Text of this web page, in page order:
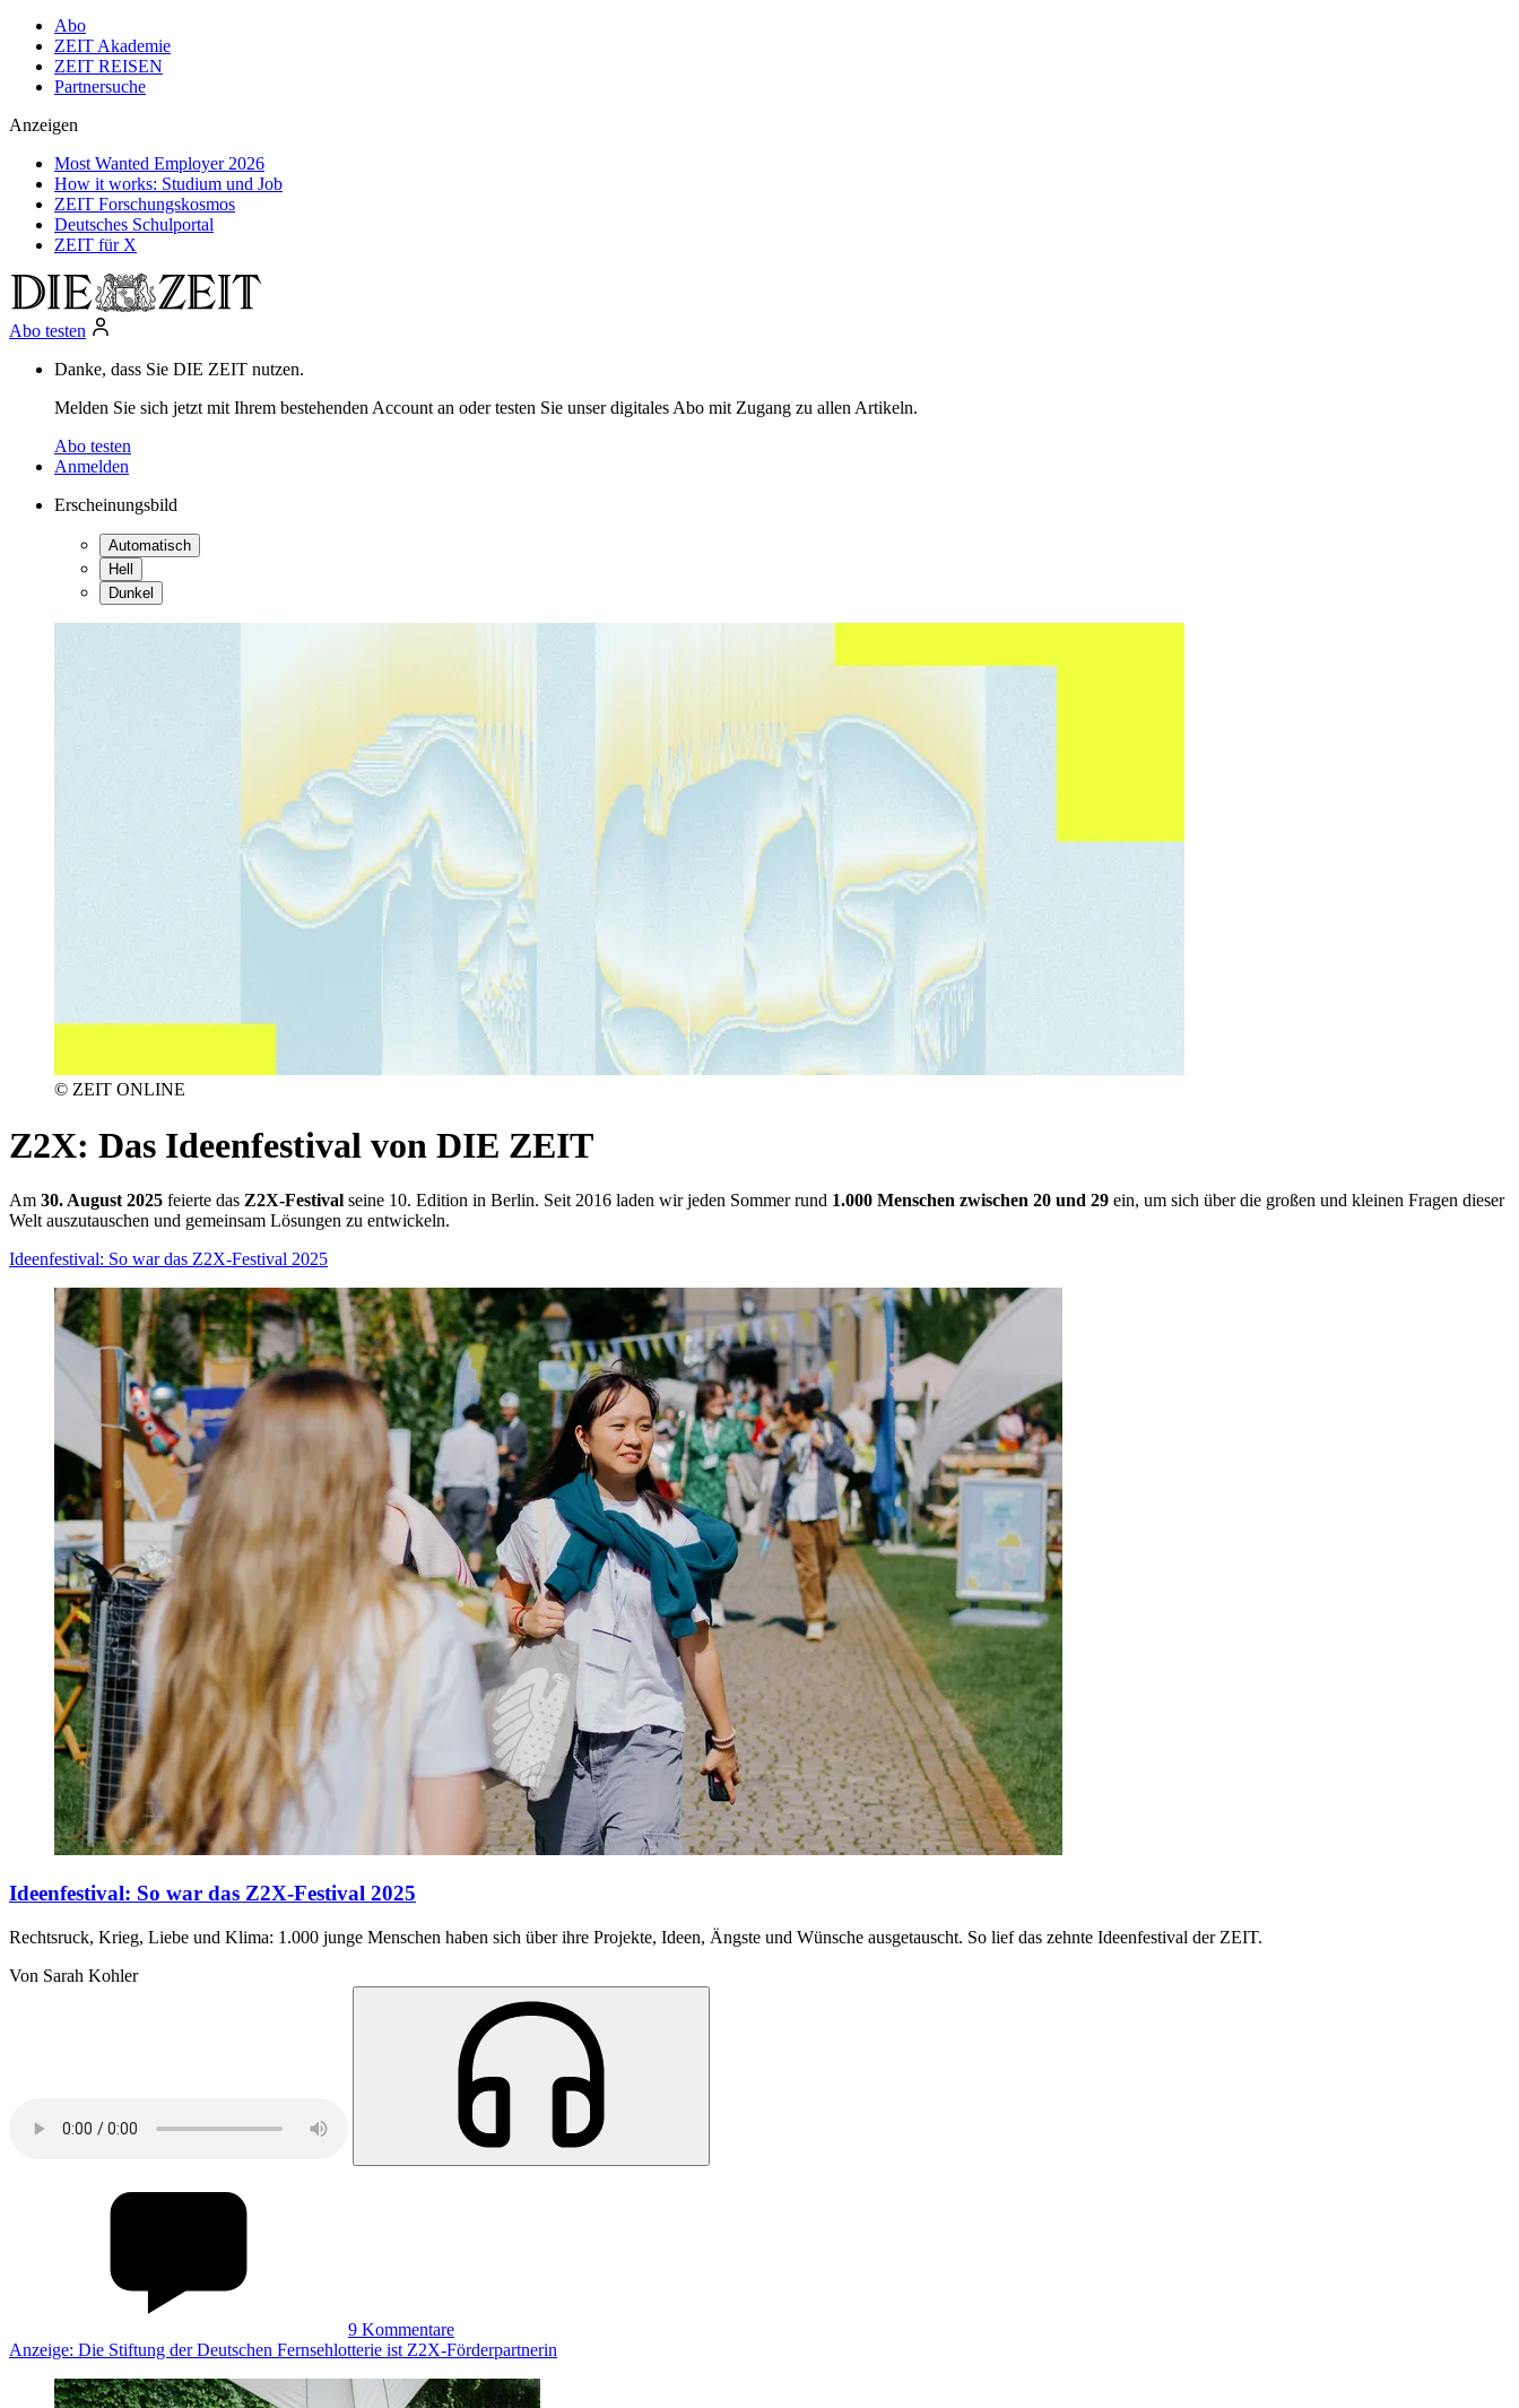
Abo
ZEIT Akademie
ZEIT REISEN
Partnersuche
Anzeigen
Most Wanted Employer 2026
How it works: Studium und Job
ZEIT Forschungskosmos
Deutsches Schulportal
ZEIT für X
Abo testen
Danke, dass Sie DIE ZEIT nutzen.
Melden Sie sich jetzt mit Ihrem bestehenden Account an oder testen Sie unser digitales Abo mit Zugang zu allen Artikeln.
Abo testen
Anmelden
Erscheinungsbild
Automatisch
Hell
Dunkel
© ZEIT ONLINE
Z2X: Das Ideenfestival von DIE ZEIT
Am 30. August 2025 feierte das Z2X-Festival seine 10. Edition in Berlin. Seit 2016 laden wir jeden Sommer rund 1.000 Menschen zwischen 20 und 29 ein, um sich über die großen und kleinen Fragen dieser
Welt auszutauschen und gemeinsam Lösungen zu entwickeln.
Ideenfestival: So war das Z2X-Festival 2025
Ideenfestival: So war das Z2X-Festival 2025
Rechtsruck, Krieg, Liebe und Klima: 1.000 junge Menschen haben sich über ihre Projekte, Ideen, Ängste und Wünsche ausgetauscht. So lief das zehnte Ideenfestival der ZEIT.
Von Sarah Kohler
9 Kommentare
Anzeige: Die Stiftung der Deutschen Fernsehlotterie ist Z2X-Förderpartnerin